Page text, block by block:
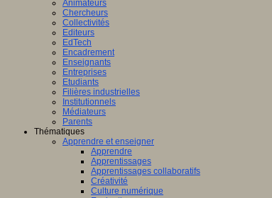
Animateurs
Chercheurs
Collectivités
Editeurs
EdTech
Encadrement
Enseignants
Entreprises
Etudiants
Filières industrielles
Institutionnels
Médiateurs
Parents
Thématiques
Apprendre et enseigner
Apprendre
Apprentissages
Apprentissages collaboratifs
Créativité
Culture numérique